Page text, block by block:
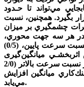
مي‌تواند تا حـدود
بگيرد. همچنين، نسبت
چشمگيري بر ميزان
هر سه جهت محوري،
عمودي و جـانبي دارد. علاوه بر اين، در نسبت سرعت پايين، (0/5)
ميانگين‌گيری
شده در جهت جانبي مي‌شود. درحاليكه در نسبت سرعت بالاتر (2/0
ميانگين افزايش
مي‌يابد.